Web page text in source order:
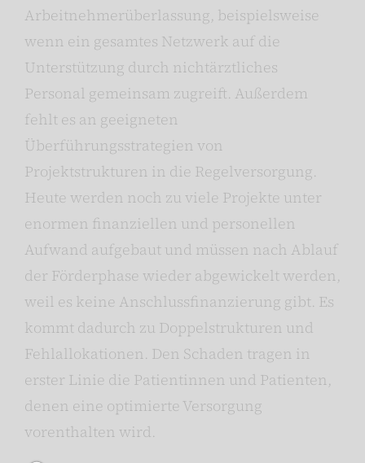
Arbeitnehmerüberlassung, beispielsweise
wenn ein gesamtes Netzwerk auf die
Unterstützung durch nichtärztliches
Personal gemeinsam zugreift. Außerdem
fehlt es an geeigneten
Überführungsstrategien von
Projektstrukturen in die Regelversorgung.
Heute werden noch zu viele Projekte unter
enormen finanziellen und personellen
Aufwand aufgebaut und müssen nach Ablauf
der Förderphase wieder abgewickelt werden,
weil es keine Anschlussfinanzierung gibt. Es
kommt dadurch zu Doppelstrukturen und
Fehlallokationen. Den Schaden tragen in
erster Linie die Patientinnen und Patienten,
denen eine optimierte Versorgung
vorenthalten wird.